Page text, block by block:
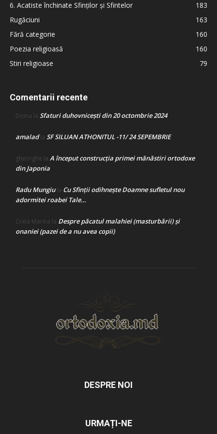
6. Acatiste închinate Sfinților și Sfintelor
183
Rugăciuni
163
Fără categorie
160
Poezia religioasă
160
Stiri religioase
79
Comentarii recente
Doina la Sfaturi duhovnicești din 20 octombrie 2024
amaladla SF SILUAN ATHONITUL -11/ 24 SEPEMBRIE
gheorghe la A început construcţia primei mănăstiri ortodoxe
din Japonia
Radu Mungiula Cu Sfinții odihnește Doamne sufletul nou
adormitei roabei Tale…
Crina Marina la Despre păcatul malahiei (masturbării) şi
onaniei (pazei de a nu avea copii)
DESPRE NOI
URMAȚI-NE